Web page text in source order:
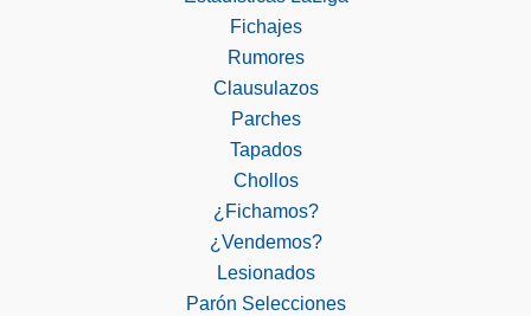
Fichajes
Rumores
Clausulazos
Parches
Tapados
Chollos
¿Fichamos?
¿Vendemos?
Lesionados
Parón Selecciones